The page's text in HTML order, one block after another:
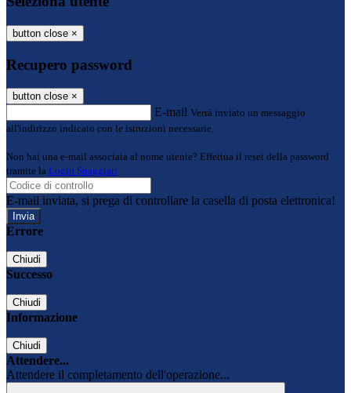
button close ×
Recupero password
button close ×
E-mail Verrà inviato un messaggio
all'indirizzo indicato con le istruzioni necessarie.
Non hai una e-mail associata al nome utente? Effettua il reset della password
tramite la Login Spaggiari
E-mail inviata, si prega di controllare la casella di posta elettronica!
Errore
Chiudi
Successo
Chiudi
Informazione
Chiudi
Attendere...
Attendere il completamento dell'operazione...